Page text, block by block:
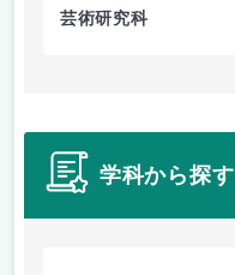
芸術研究科
学科から探す